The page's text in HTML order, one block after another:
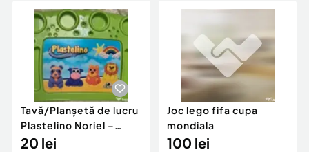
Tavă/Planșetă de lucru
Plastelino Noriel –
Suport activități
20 lei
Joc lego fifa cupa
mondiala
100 lei